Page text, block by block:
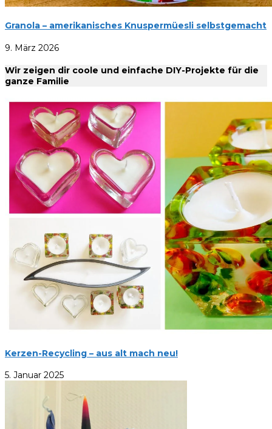
Granola – amerikanisches Knuspermüesli selbstgemacht
9. März 2026
Wir zeigen dir coole und einfache DIY-Projekte für die
ganze Familie
Kerzen-Recycling – aus alt mach neu!
5. Januar 2025